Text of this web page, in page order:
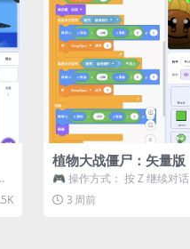
/
植物大战僵尸：矢量版
🎮 操作方式： 按 Z 继续对话
3 周前